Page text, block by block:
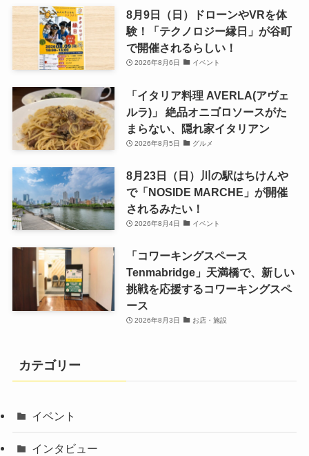
8月9日（日）ドローンやVRを体
験！「テクノロジー縁日」が谷町
で開催されるらしい！
2026年8月6日 イベント
「イタリア料理 AVERLA(アヴェ
ルラ)」 絶品オニゴロソースがた
まらない、隠れ家イタリアン
2026年8月5日 グルメ
8月23日（日）川の駅はちけんや
で「NOSIDE MARCHE」が開催
されるみたい！
2026年8月4日 イベント
「コワーキングスペース
Tenmabridge」天満橋で、新しい
挑戦を応援するコワーキングスペ
ース
2026年8月3日 お店・施設
カテゴリー
イベント
インタビュー